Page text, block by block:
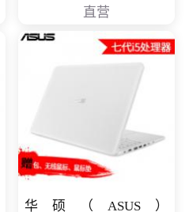
直营
华硕（ASUS）